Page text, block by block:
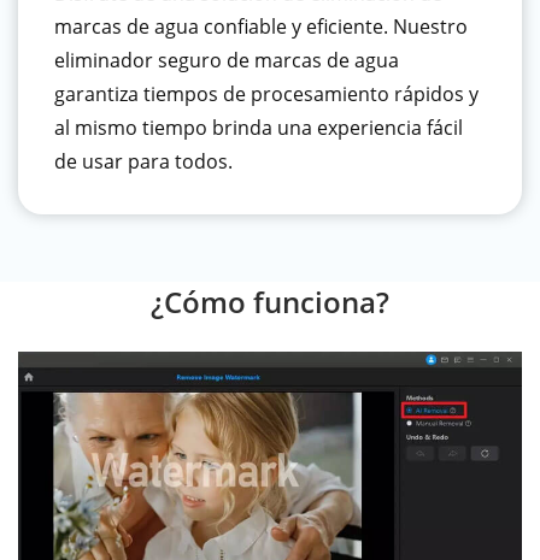
marcas de agua confiable y eficiente. Nuestro
eliminador seguro de marcas de agua
garantiza tiempos de procesamiento rápidos y
al mismo tiempo brinda una experiencia fácil
de usar para todos.
¿Cómo funciona?